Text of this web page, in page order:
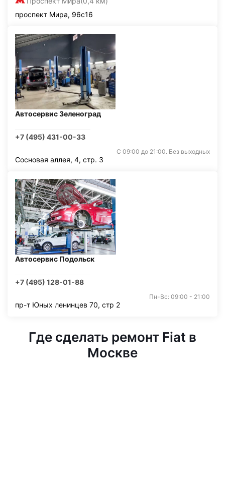
проспект Мира, 96с16
Автосервис Зеленоград
+7 (495) 431-00-33
С 09:00 до 21:00. Без выходных
Сосновая аллея, 4, стр. 3
Автосервис Подольск
+7 (495) 128-01-88
Пн-Вс: 09:00 - 21:00
пр-т Юных ленинцев 70, стр 2
Где сделать ремонт Fiat в
Москве